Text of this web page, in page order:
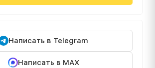
Написать в Telegram
Написать в MAX